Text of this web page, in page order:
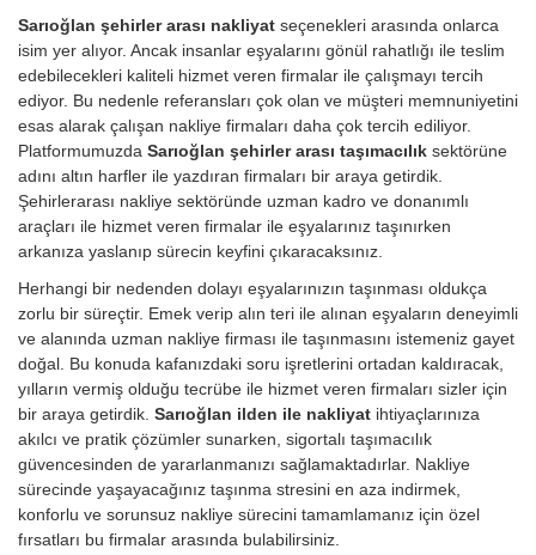
Sarıoğlan şehirler arası nakliyat seçenekleri arasında onlarca
isim yer alıyor. Ancak insanlar eşyalarını gönül rahatlığı ile teslim
edebilecekleri kaliteli hizmet veren firmalar ile çalışmayı tercih
ediyor. Bu nedenle referansları çok olan ve müşteri memnuniyetini
esas alarak çalışan nakliye firmaları daha çok tercih ediliyor.
Platformumuzda Sarıoğlan şehirler arası taşımacılık sektörüne
adını altın harfler ile yazdıran firmaları bir araya getirdik.
Şehirlerarası nakliye sektöründe uzman kadro ve donanımlı
araçları ile hizmet veren firmalar ile eşyalarınız taşınırken
arkanıza yaslanıp sürecin keyfini çıkaracaksınız.
Herhangi bir nedenden dolayı eşyalarınızın taşınması oldukça
zorlu bir süreçtir. Emek verip alın teri ile alınan eşyaların deneyimli
ve alanında uzman nakliye firması ile taşınmasını istemeniz gayet
doğal. Bu konuda kafanızdaki soru işretlerini ortadan kaldıracak,
yılların vermiş olduğu tecrübe ile hizmet veren firmaları sizler için
bir araya getirdik. Sarıoğlan ilden ile nakliyat ihtiyaçlarınıza
akılcı ve pratik çözümler sunarken, sigortalı taşımacılık
güvencesinden de yararlanmanızı sağlamaktadırlar. Nakliye
sürecinde yaşayacağınız taşınma stresini en aza indirmek,
konforlu ve sorunsuz nakliye sürecini tamamlamanız için özel
fırsatları bu firmalar arasında bulabilirsiniz.